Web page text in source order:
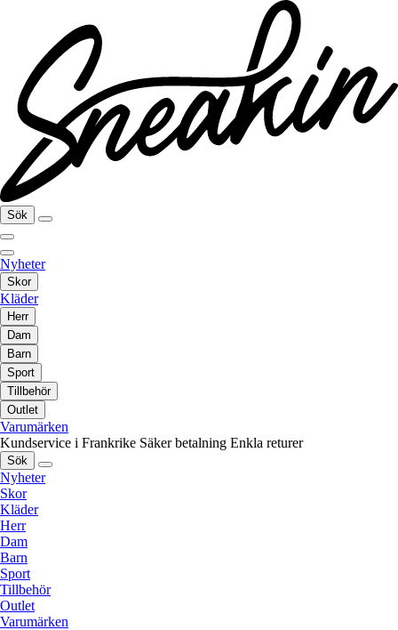
Sök
Nyheter
Skor
Kläder
Herr
Dam
Barn
Sport
Tillbehör
Outlet
Varumärken
Kundservice i Frankrike Säker betalning Enkla returer
Sök
Nyheter
Skor
Kläder
Herr
Dam
Barn
Sport
Tillbehör
Outlet
Varumärken